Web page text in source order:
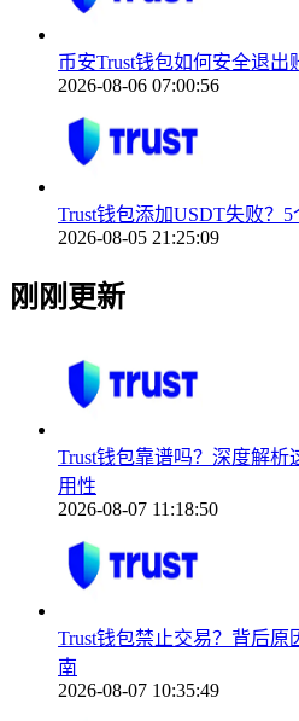
币安Trust钱包如何安全退出
2026-08-06 07:00:56
Trust钱包添加USDT失败？
2026-08-05 21:25:09
刚刚更新
Trust钱包靠谱吗？深度解
用性
2026-08-07 11:18:50
Trust钱包禁止交易？背后
南
2026-08-07 10:35:49